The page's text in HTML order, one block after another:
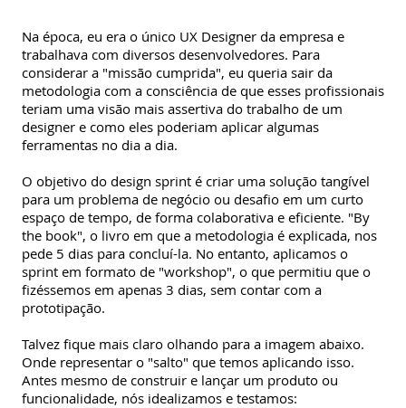
Na época, eu era o único UX Designer da empresa e
trabalhava com diversos desenvolvedores. Para
considerar a "missão cumprida", eu queria sair da
metodologia com a consciência de que esses profissionais
teriam uma visão mais assertiva do trabalho de um
designer e como eles poderiam aplicar algumas
ferramentas no dia a dia.
O objetivo do design sprint é criar uma solução tangível
para um problema de negócio ou desafio em um curto
espaço de tempo, de forma colaborativa e eficiente. "By
the book", o livro em que a metodologia é explicada, nos
pede 5 dias para concluí-la. No entanto, aplicamos o
sprint em formato de "workshop", o que permitiu que o
fizéssemos em apenas 3 dias, sem contar com a
prototipação.
Talvez fique mais claro olhando para a imagem abaixo.
Onde representar o "salto" que temos aplicando isso.
Antes mesmo de construir e lançar um produto ou
funcionalidade, nós idealizamos e testamos: